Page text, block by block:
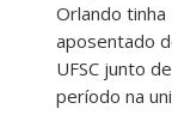
Orlando tinha
aposentado
UFSC junto
período na